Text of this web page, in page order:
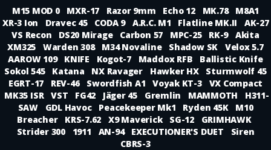
M15 MOD 0
MXR-17 Razor 9mm Echo 12 MK.78 M8A1
XR-3 Ion
Dravec 45 CODA 9 A.R.C. M1 Flatline MK.II
AK-27
VS Recon
DS20 Mirage Carbon 57 MPC-25 RK-9 Akita
XM325
Warden 308 M34 Novaline Shadow SK
Velox 5.7
AAROW 109 KNIFE Kogot-7 Maddox RFB
Ballistic Knife
Sokol 545
Katana NX Ravager Hawker HX
Sturmwolf 45
EGRT-17
REV-46 Swordfish A1 Voyak KT-3
VX Compact
MK35 ISR VST FG42 Jäger 45 Gremlin MAMMOTH
H311-
SAW
GDL Havoc Peacekeeper Mk1 Ryden 45K
M10
Breacher
KRS-7.62 X9 Maverick SG-12
GRIMHAWK
Strider 300
1911 AN-94 EXECUTIONER'S DUET
Siren
CBRS-3